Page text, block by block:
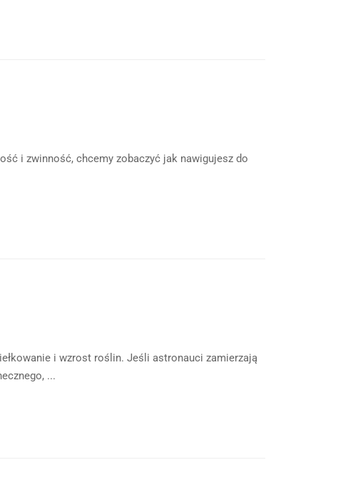
i zwinność, chcemy zobaczyć jak nawigujesz do
i wzrost roślin. Jeśli astronauci zamierzają
...